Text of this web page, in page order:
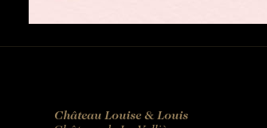
Château Louise & Louis